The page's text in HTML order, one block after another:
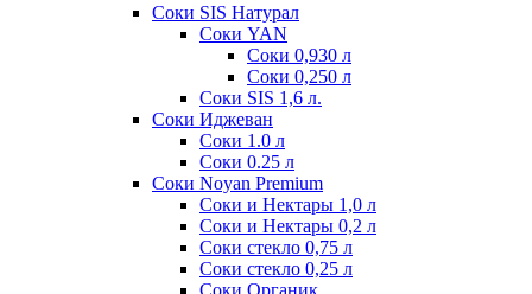
Соки SIS Натурал
Соки YAN
Соки 0,930 л
Соки 0,250 л
Соки SIS 1,6 л.
Соки Иджеван
Соки 1.0 л
Соки 0.25 л
Соки Noyan Premium
Соки и Нектары 1,0 л
Соки и Нектары 0,2 л
Соки стекло 0,75 л
Соки стекло 0,25 л
Соки Органик